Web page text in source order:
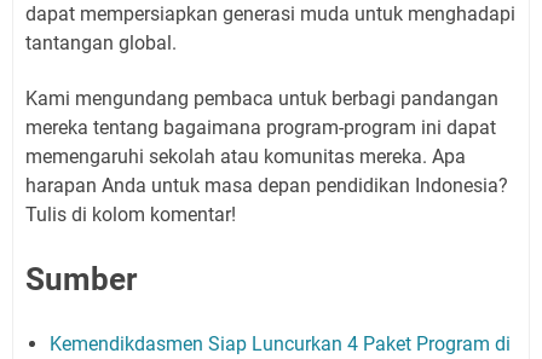
dapat mempersiapkan generasi muda untuk menghadapi
tantangan global.
Kami mengundang pembaca untuk berbagi pandangan
mereka tentang bagaimana program-program ini dapat
memengaruhi sekolah atau komunitas mereka. Apa
harapan Anda untuk masa depan pendidikan Indonesia?
Tulis di kolom komentar!
Sumber
Kemendikdasmen Siap Luncurkan 4 Paket Program di